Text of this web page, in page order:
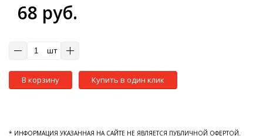
68 руб.
шт
В корзину Купить в один клик
* ИНФОРМАЦИЯ УКАЗАННАЯ НА САЙТЕ НЕ ЯВЛЯЕТСЯ ПУБЛИЧНОЙ ОФЕРТОЙ.